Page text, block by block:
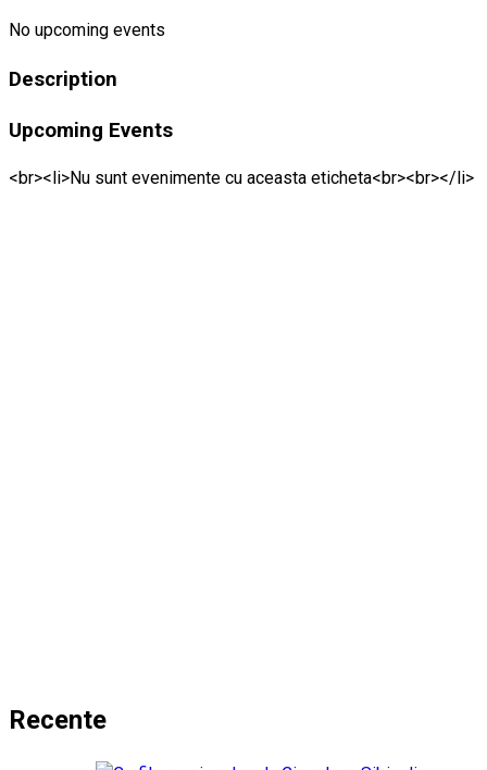
No upcoming events
Description
Upcoming Events
<br><li>Nu sunt evenimente cu aceasta eticheta<br><br></li>
Recente